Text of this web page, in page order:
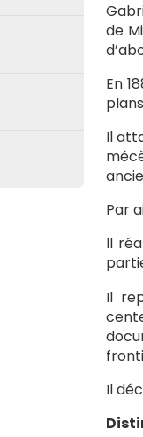
de
En
Il
Par
Il
Il
Il